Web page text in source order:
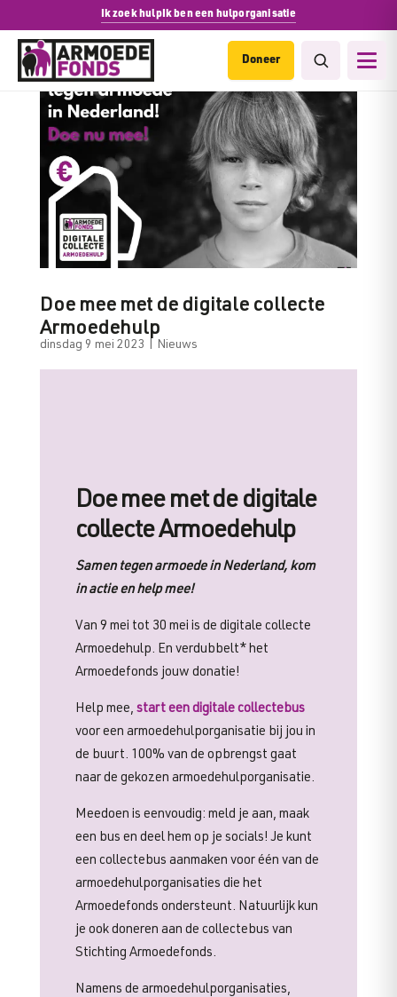
Ik zoek hulpIk ben een hulporganisatie
Doneer
Doe mee met de digitale collecte
Armoedehulp
dinsdag 9 mei 2023 Nieuws
Doe mee met de digitale
collecte Armoedehulp
Samen tegen armoede in Nederland, kom
in actie en help mee!
Van 9 mei tot 30 mei is de digitale collecte
Armoedehulp. En verdubbelt* het
Armoedefonds jouw donatie!
Help mee, start een digitale collectebus
voor een armoedehulporganisatie bij jou in
de buurt. 100% van de opbrengst gaat
naar de gekozen armoedehulporganisatie.
Meedoen is eenvoudig: meld je aan, maak
een bus en deel hem op je socials! Je kunt
een collectebus aanmaken voor één van de
armoedehulporganisaties die het
Armoedefonds ondersteunt. Natuurlijk kun
je ook doneren aan de collectebus van
Stichting Armoedefonds.
Namens de armoedehulporganisaties,